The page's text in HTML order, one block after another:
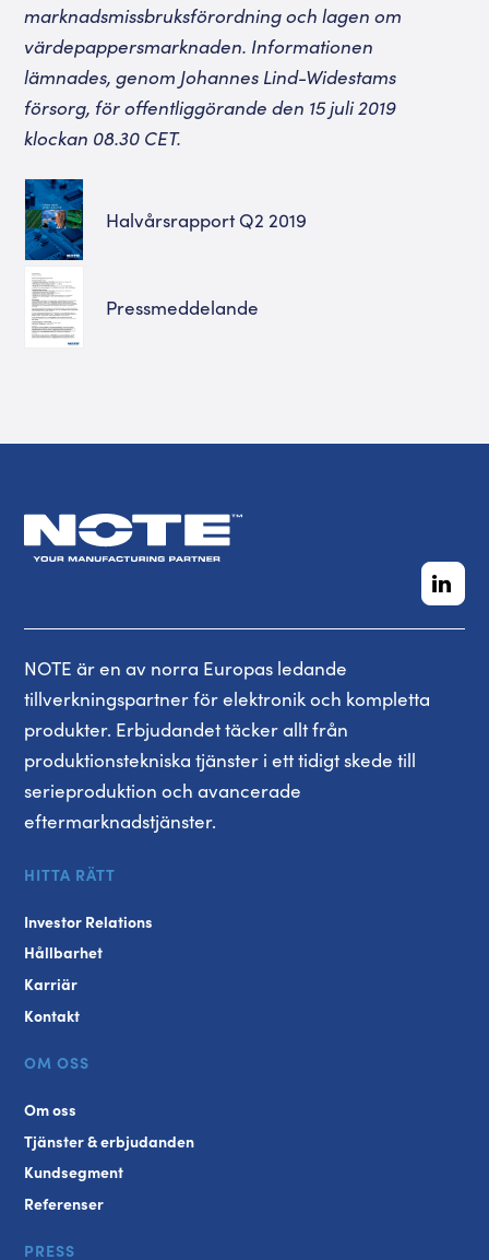
marknadsmissbruksförordning och lagen om
värdepappersmarknaden. Informationen
lämnades, genom Johannes Lind-Widestams
försorg, för offentliggörande den 15 juli 2019
klockan 08.30 CET.
Halvårsrapport Q2 2019
Pressmeddelande
NOTE är en av norra Europas ledande
tillverkningspartner för elektronik och kompletta
produkter. Erbjudandet täcker allt från
produktionstekniska tjänster i ett tidigt skede till
serieproduktion och avancerade
eftermarknadstjänster.
HITTA RÄTT
Investor Relations
Hållbarhet
Karriär
Kontakt
OM OSS
Om oss
Tjänster & erbjudanden
Kundsegment
Referenser
PRESS